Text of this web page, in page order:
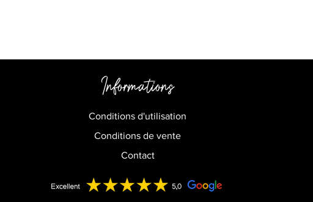
Informations
Conditions d'utilisation
Conditions de vente
Contact